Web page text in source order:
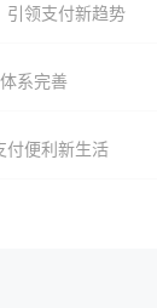
引领支付新趋势
系完善
付便利新生活